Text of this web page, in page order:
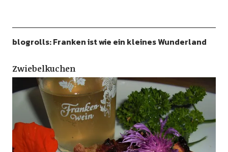
blogrolls: Franken ist wie ein kleines Wunderland
Zwiebelkuchen